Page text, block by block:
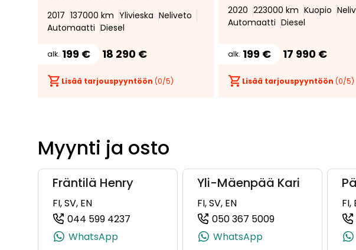
* Peruutustutka * LED ajovalot *
Ei adblueta *
2017 137000 km Ylivieska Neliveto
Automaatti Diesel
alk. 199 € 18 290 €
Lisää tarjouspyyntöön (0/5)
vakionopeudensäädin *
Peruutuskamera *
2020 223000 km Kuopio
Automaatti Diesel
alk. 199 € 17 990 €
Lisää tarjouspyyntöön (0/5)
Myynti ja osto
Fräntilä Henry
FI, SV, EN
044 599 4237
(+358445994237, 0445994237, +358 44 599
WhatsApp
Yli-Mäenpää Kari
FI, SV, EN
050 367 5009
WhatsApp
FI,